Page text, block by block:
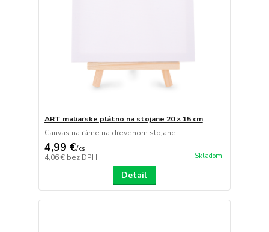
ART maliarske plátno na stojane 20 × 15 cm
Canvas na ráme na drevenom stojane.
4,99 €/ks
4,06 € bez DPH Skladom
Detail